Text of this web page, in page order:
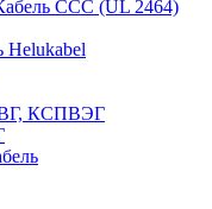
CCC (UL 2464)
Helukabel
КСПВЭГ